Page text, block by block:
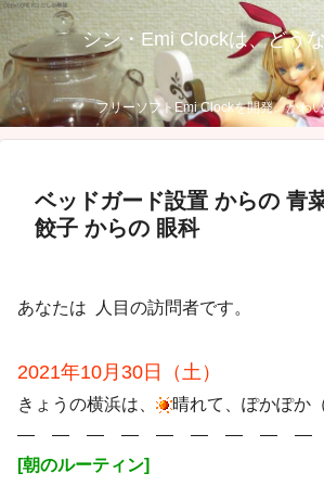
シン・Emi Clockは、どう
フリーソフトEmi Clockを開発。かわ
ベッドガード設置 からの 青
餃子 からの 眼科
あなたは 人目の訪問者です。
2021年10月30日（土）
きょうの横浜は、
晴れて、ぽかぽか
― ― ― ― ― ― ― ― ―
[朝のルーティン]